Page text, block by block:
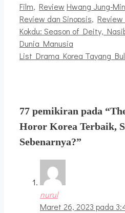
Kategori
Film, Review Tag
Hwang Jung-Min
Review dan Sinopsis,
Kokdu: Season of Deity,
Dunia Manusia
List Drama Korea Tayang
77 pemikiran pada
Horor Korea Terbaik,
Sebenarnya?”
nurul
Maret 26, 2023 pada